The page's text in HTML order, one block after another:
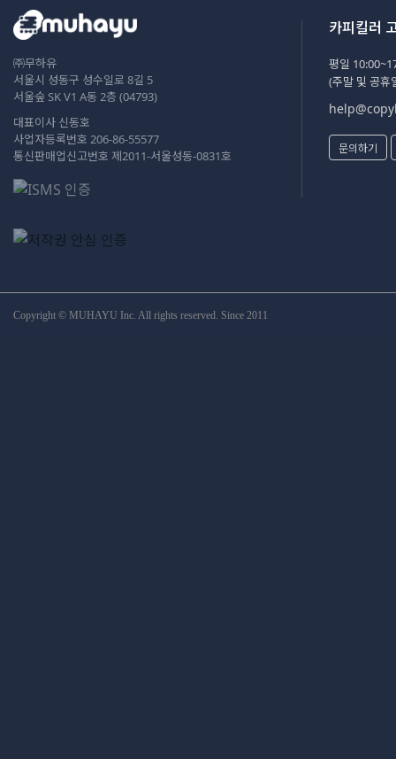
㈜무하유
서울시 성동구 성수일로 8길 5
서울숲 SK V1 A동 2층 (04793)
대표이사 신동호
사업자등록번호 206-86-55577
통신판매업신고번호 제2011-서울성동-0831호
카피킬러
평일
(주말 및 공휴
문의하기
Copyright © MUHAYU Inc. All rights reserved. Since 2011